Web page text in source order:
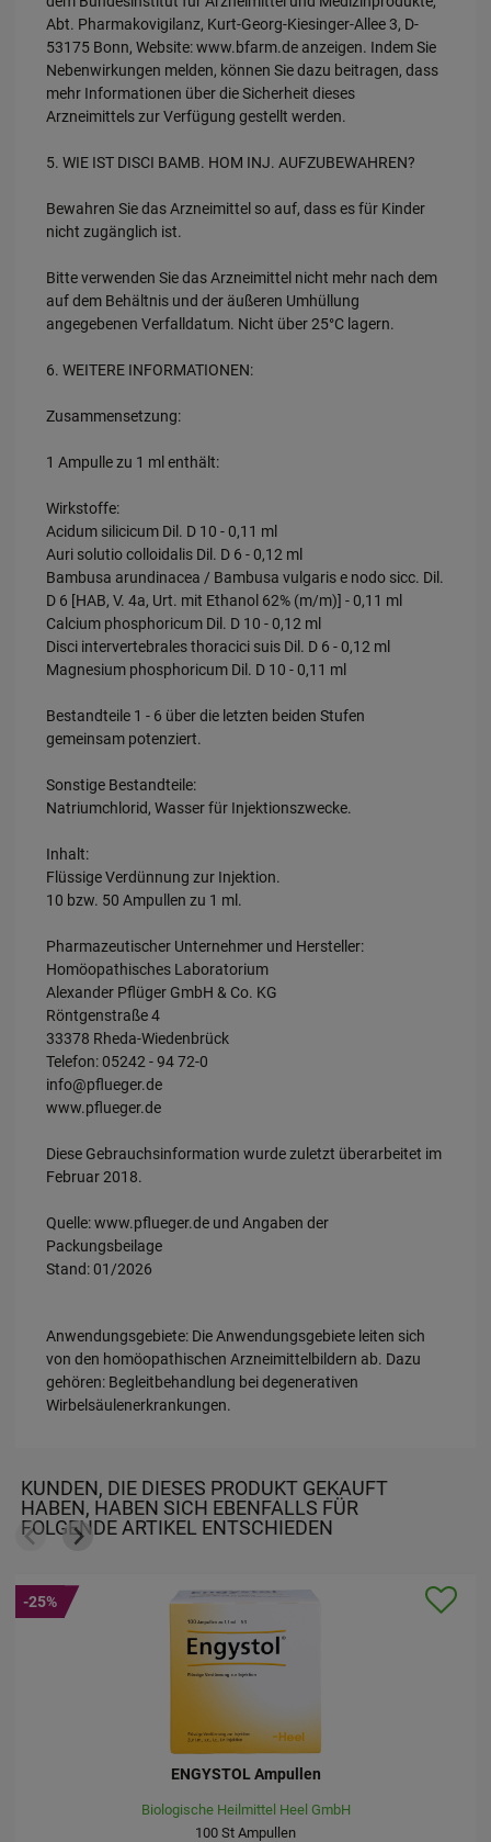
Abt. Pharmakovigilanz, Kurt-Georg-Kiesinger-Allee 3, D-
53175 Bonn, Website: www.bfarm.de anzeigen. Indem Sie
Nebenwirkungen melden, können Sie dazu beitragen, dass
mehr Informationen über die Sicherheit dieses
Arzneimittels zur Verfügung gestellt werden.
5. WIE IST DISCI BAMB. HOM INJ. AUFZUBEWAHREN?
Bewahren Sie das Arzneimittel so auf, dass es für Kinder
nicht zugänglich ist.
Bitte verwenden Sie das Arzneimittel nicht mehr nach dem
auf dem Behältnis und der äußeren Umhüllung
angegebenen Verfalldatum. Nicht über 25°C lagern.
6. WEITERE INFORMATIONEN:
Zusammensetzung:
1 Ampulle zu 1 ml enthält:
Wirkstoffe:
Acidum silicicum Dil. D 10 - 0,11 ml
Auri solutio colloidalis Dil. D 6 - 0,12 ml
Bambusa arundinacea / Bambusa vulgaris e nodo sicc. Dil.
D 6 [HAB, V. 4a, Urt. mit Ethanol 62% (m/m)] - 0,11 ml
Calcium phosphoricum Dil. D 10 - 0,12 ml
Disci intervertebrales thoracici suis Dil. D 6 - 0,12 ml
Magnesium phosphoricum Dil. D 10 - 0,11 ml
Bestandteile 1 - 6 über die letzten beiden Stufen
gemeinsam potenziert.
Sonstige Bestandteile:
Natriumchlorid, Wasser für Injektionszwecke.
Inhalt:
Flüssige Verdünnung zur Injektion.
10 bzw. 50 Ampullen zu 1 ml.
Pharmazeutischer Unternehmer und Hersteller:
Homöopathisches Laboratorium
Alexander Pflüger GmbH & Co. KG
Röntgenstraße 4
33378 Rheda-Wiedenbrück
Telefon: 05242 - 94 72-0
info@pflueger.de
www.pflueger.de
Diese Gebrauchsinformation wurde zuletzt überarbeitet im
Februar 2018.
Quelle: www.pflueger.de und Angaben der
Packungsbeilage
Stand: 01/2026
Anwendungsgebiete: Die Anwendungsgebiete leiten sich
von den homöopathischen Arzneimittelbildern ab. Dazu
gehören: Begleitbehandlung bei degenerativen
Wirbelsäulenerkrankungen.
KUNDEN, DIE DIESES PRODUKT GEKAUFT
HABEN, HABEN SICH EBENFALLS FÜR
FOLGENDE ARTIKEL ENTSCHIEDEN
CHIROPLEXAN H Inj.Ampullen
Homöopathisches Laboratorium Alexander Pflüger GmbH & Co. KG
50X2ml Ampullen
-25%